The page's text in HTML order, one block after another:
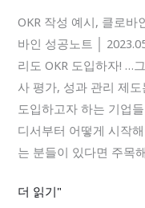
OKR 작성 예시, 클로바
바인 성공노트 │
리도 OKR 도입하자! …
사 평가, 성과 관리 제
도입하고자 하는 기업
디서부터 어떻게 시작
는 분들이 있다면 주목
바
인
으
로
우
리
팀
맞
더 읽기"